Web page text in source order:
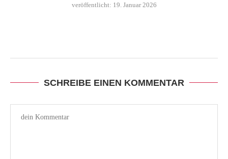
veröffentlicht: 19. Januar 2026
SCHREIBE EINEN KOMMENTAR